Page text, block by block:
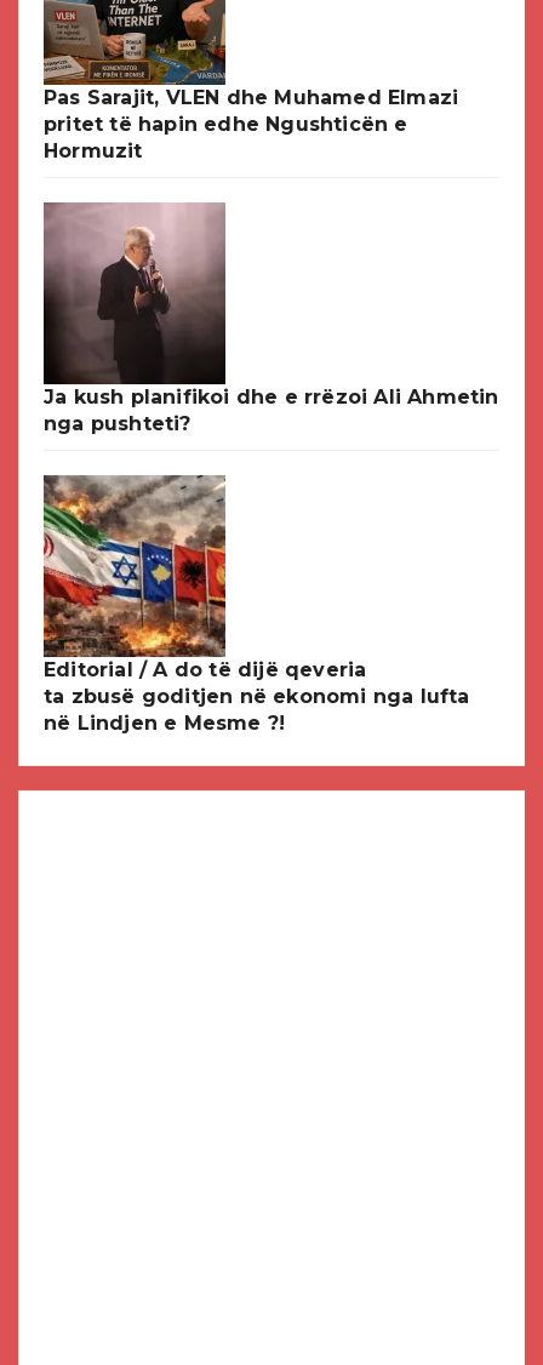
Pas Sarajit, VLEN dhe Muhamed Elmazi
pritet të hapin edhe Ngushticën e
Hormuzit
Ja kush planifikoi dhe e rrëzoi Ali Ahmetin
nga pushteti?
Editorial / A do të dijë qeveria
ta zbusë goditjen në ekonomi nga lufta
në Lindjen e Mesme ?!